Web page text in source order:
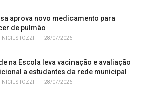
aprova novo medicamento para
de pulmão
TOZZI 28/07/2026
na Escola leva vacinação e avaliação
a estudantes da rede municipal
TOZZI 28/07/2026